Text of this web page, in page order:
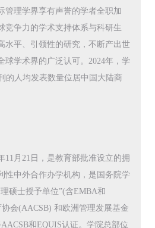
管理学界享有声誉的学者全职加
竞争力的学术支持体系与科研生
水平、引领性的研究，不断产出世
球学术界的广泛认可。2024年，学
的人均发表数量位居中国大陆商
11月21日，是教育部批准设立的拥
性中外合作办学机构，是国务院学
硕士授予单位”(含EMBA和
会(AACSB) 和欧洲管理发展基金
和EQUIS认证。学院总部位